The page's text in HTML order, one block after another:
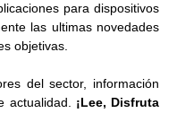
para dispositivos
las ultimas novedades
objetivas.
del sector, información
actualidad. ¡Lee, Disfruta